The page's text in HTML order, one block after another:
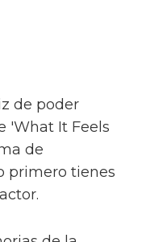
de poder
'What It Feels
de
primero tienes